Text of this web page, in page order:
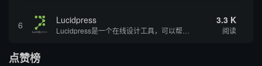
6 Lucidpress 3.3 K
阅读
点赞榜